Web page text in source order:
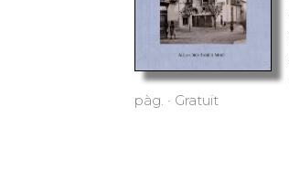
pàg. · Gratuït